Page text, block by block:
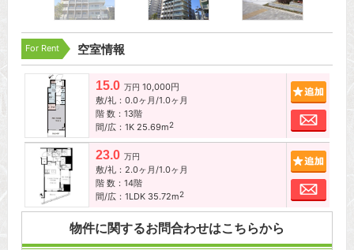
For Rent 空室情報
15.0 万円 10,000円
敷/礼：0.0ヶ月/1.0ヶ月
階 数：13階
間/広：1K 25.69m2
お問
23.0 万円
敷/礼：2.0ヶ月/1.0ヶ月
階 数：14階
間/広：1LDK 35.72m2
お問
物件に関するお問合わせはこちらから